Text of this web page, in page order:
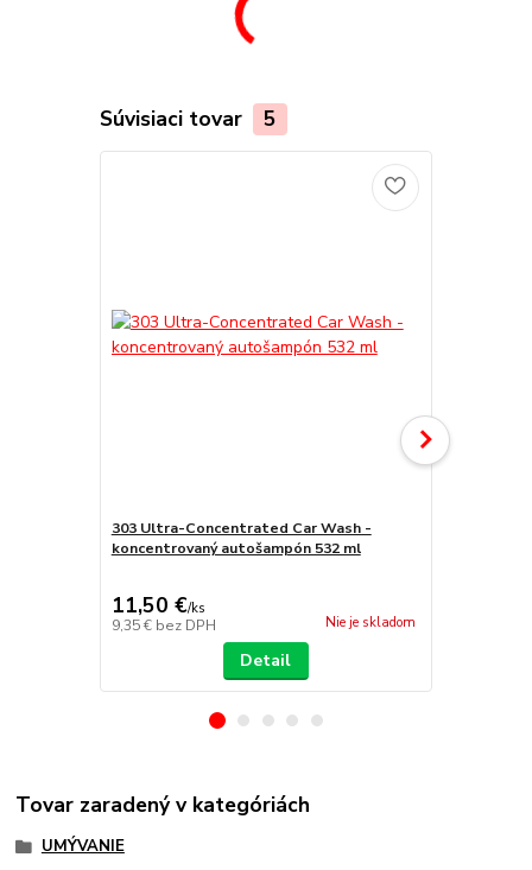
Súvisiaci tovar 5
303 Ultra-Concentrated Car Wash -
koncentrovaný autošampón 532 ml
11,50 €/ks
9,35 € bez DPH Nie je skladom
Detail
Tovar zaradený v kategóriách
UMÝVANIE